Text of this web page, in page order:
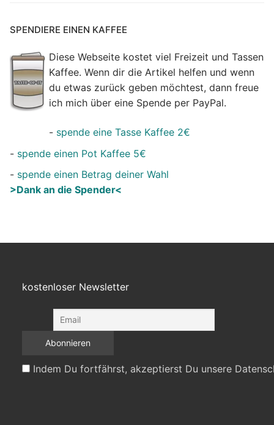
SPENDIERE EINEN KAFFEE
Diese Webseite kostet viel Freizeit und Tassen
Kaffee. Wenn dir die Artikel helfen und wenn
du etwas zurück geben möchtest, dann freue
ich mich über eine Spende per PayPal.
- spende eine Tasse Kaffee 2€
- spende einen Pot Kaffee 5€
- spende einen Betrag deiner Wahl
>Dank an die Spender<
kostenloser Newsletter
Indem Du fortfährst, akzeptierst Du unsere